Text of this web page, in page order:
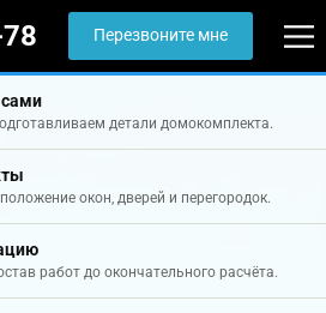
Перезвоните мне
детали домокомплекта.
окон, дверей и перегородок.
работ до окончательного расчёта.